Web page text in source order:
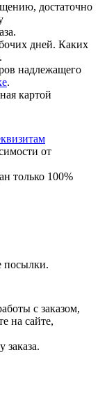
достаточно
дней. Каких
надлежащего
.
картой
от
только 100%
посылки.
с заказом,
на сайте,
заказа.